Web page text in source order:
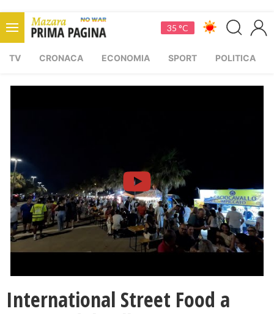
35 °C
TV CRONACA ECONOMIA SPORT POLITICA
International Street Food a